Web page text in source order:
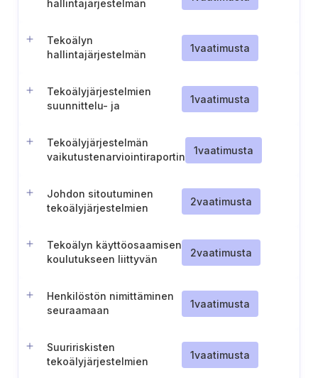
hallintajärjestelmän
Tekoälyn
hallintajärjestelmän
1vaatimusta
Tekoälyjärjestelmien
suunnittelu- ja
1vaatimusta
Tekoälyjärjestelmän
vaikutustenarviointiraportin
1vaatimusta
Johdon sitoutuminen
tekoälyjärjestelmien
2vaatimusta
Tekoälyn käyttöosaamisen
koulutukseen liittyvän
2vaatimusta
Henkilöstön nimittäminen
seuraamaan
1vaatimusta
Suuririskisten
tekoälyjärjestelmien
1vaatimusta